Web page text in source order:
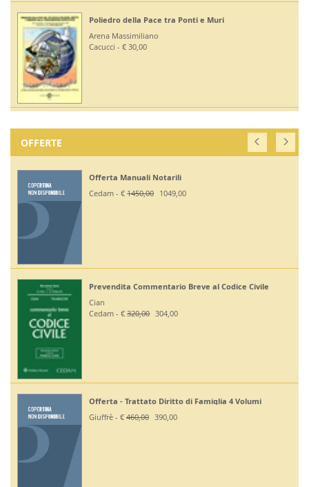
Poliedro della Pace tra Ponti e Muri
Arena Massimiliano
Cacucci - € 30,00
OFFERTE
Offerta Manuali Notarili
Cedam - € 1450,00 1049,00
Prevendita Commentario Breve al Codice Civile
Cian
Cedam - € 320,00 304,00
Offerta - Trattato Diritto di Famiglia 4 Volumi
Giuffrè - € 460,00 390,00